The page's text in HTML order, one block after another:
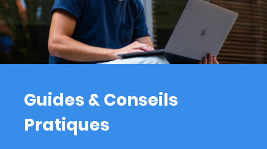
Guides & Conseils
Pratiques